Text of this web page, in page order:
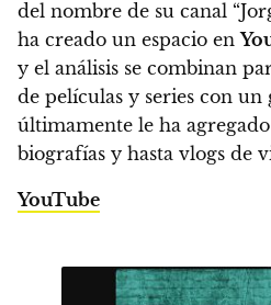
del nombre de su canal
ha creado un espacio en
y el análisis se combinan
de películas y series con
últimamente le ha
biografías y hasta vlogs de
YouTube